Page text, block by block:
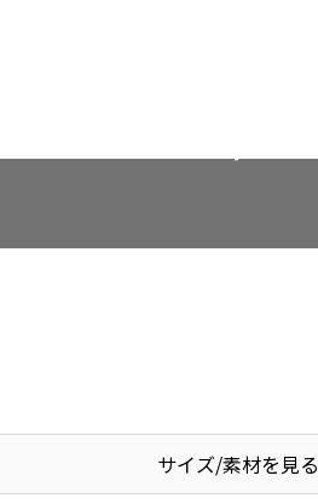
サイズ/素材を見る